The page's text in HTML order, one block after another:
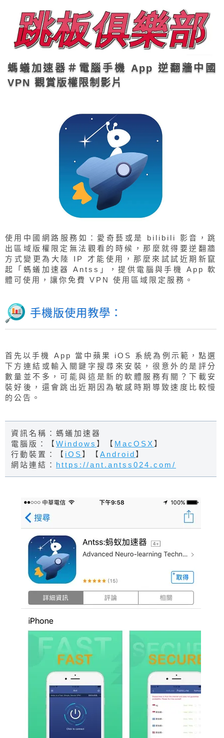
螞蟻加速器＃電腦手機 App 逆翻牆中國
VPN 觀賞版權限制影片
使用中國網路服務如：愛奇藝或是 bilibili 影音，跳
出區域版權限定無法觀看的時候，那麼就得要逆翻牆
方式變更為大陸 IP 才能使用，那麼來試試近期新竄
起「螞蟻加速器 Antss」，提供電腦與手機 App 軟
體可使用，讓你免費 VPN 使用區域限定服務。
手機版使用教學：
首先以手機 App 當中蘋果 iOS 系統為例示範，點選
下方連結或輸入關鍵字搜尋來安裝，很意外的是評分
數量並不多，可能與這是新的軟體服務有關？下載安
裝好後，還會跳出近期因為敏感時期導致速度比較慢
的公告。
資訊名稱：螞蟻加速器
電腦版：【 Windows 】【 MacOSX 】
行動裝置：【 iOS 】【 Android 】
網站連結： https://ant.antss024.com/